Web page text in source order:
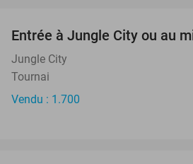
Entrée à Jungle City ou au
Jungle City
Tournai
Vendu : 1.700